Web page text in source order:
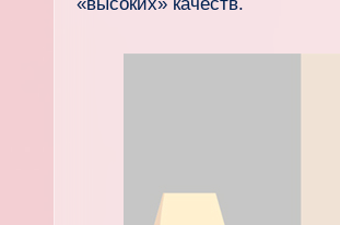
«высоких» качеств.